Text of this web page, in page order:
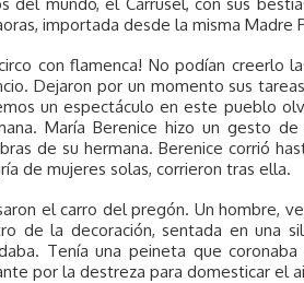
importada desde la misma Madre
circo con flamenca! No podían creerlo
Dejaron por un momento sus
un espectáculo en este pueblo
María Berenice hizo un gesto
de su hermana. Berenice corrió
de mujeres solas, corrieron tras ella.
el carro del pregón. Un hombre,
de la decoración, sentada en una
Tenía una peineta que
por la destreza para domesticar el